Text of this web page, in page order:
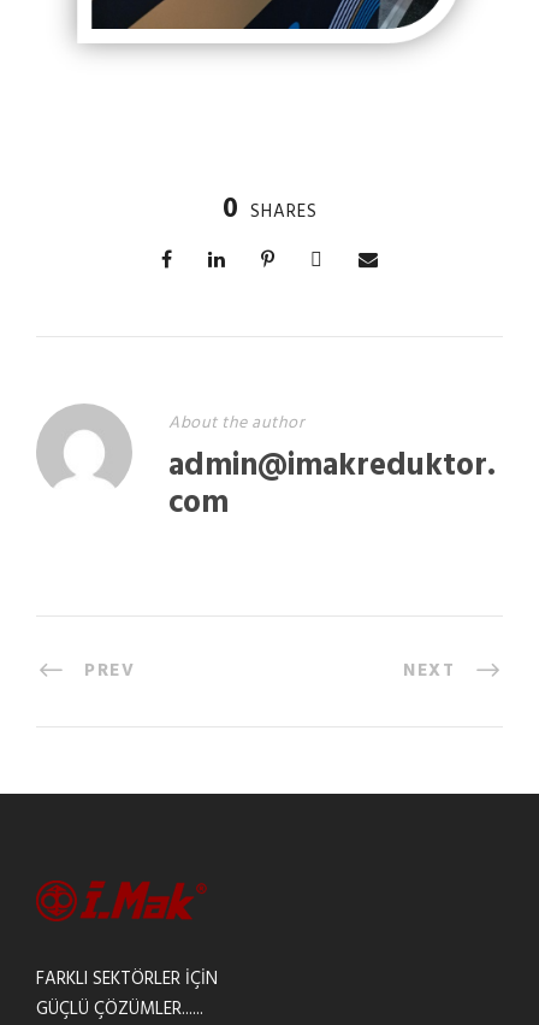
0 SHARES
About the author
admin@imakreduktor.
com
PREV NEXT
FARKLI SEKTÖRLER İÇİN
GÜÇLÜ ÇÖZÜMLER......